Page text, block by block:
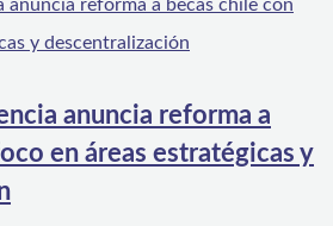
anuncia reforma a
en áreas estratégicas y